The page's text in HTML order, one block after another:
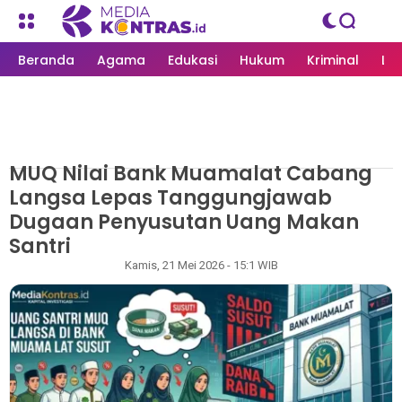
Beranda Agama Edukasi Hukum Kriminal
MEDIAKONTRAS.ID/AGAMA
MUQ Nilai Bank Muamalat Cabang
Langsa Lepas Tanggungjawab
Dugaan Penyusutan Uang Makan
Santri
Kamis, 21 Mei 2026 - 15:1 WIB